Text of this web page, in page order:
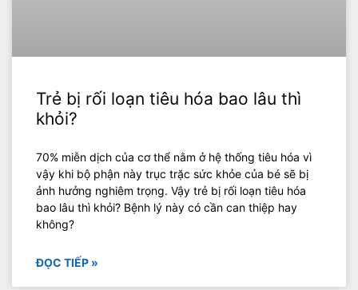
Trẻ bị rối loạn tiêu hóa bao lâu thì
khỏi?
70% miễn dịch của cơ thể nằm ở hệ thống tiêu hóa vì
vậy khi bộ phận này trục trặc sức khỏe của bé sẽ bị
ảnh hưởng nghiêm trọng. Vậy trẻ bị rối loạn tiêu hóa
bao lâu thì khỏi? Bệnh lý này có cần can thiệp hay
không?
ĐỌC TIẾP »